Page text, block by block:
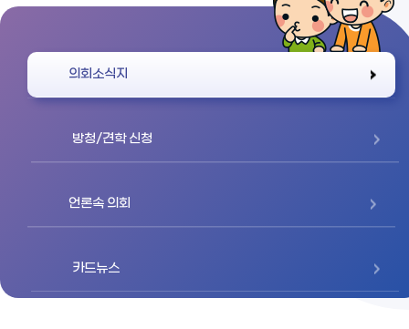
의회소식지
방청/견학 신청
언론속 의회
카드뉴스